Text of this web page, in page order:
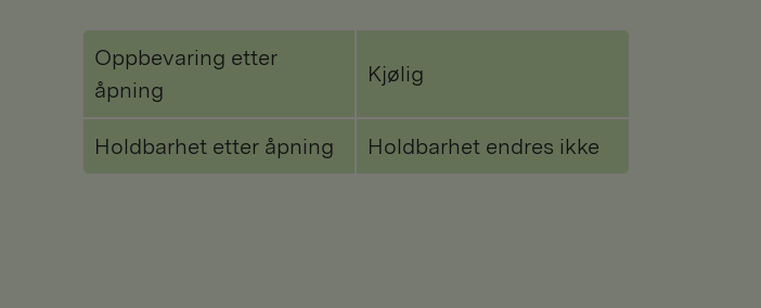
Oppbevaring etter
åpning
Kjølig
Holdbarhet etter åpning Holdbarhet endres ikke